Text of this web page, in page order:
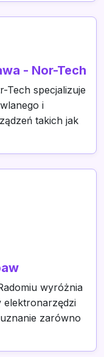
- Nor-Tech
Tech specjalizuje
i
takich jak
wyróżnia
elektronarzędzi
zarówno